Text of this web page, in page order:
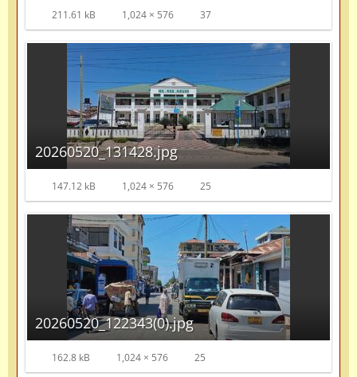
211.61 kB 1,024 × 576 37
20260520_131428.jpg
147.12 kB 1,024 × 576 25
20260520_122343(0).jpg
162.8 kB 1,024 × 576 25